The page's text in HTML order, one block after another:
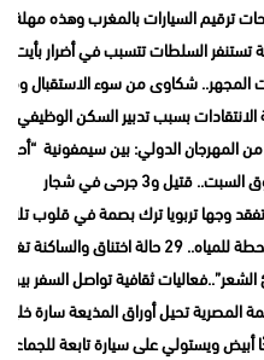
ترقيم السيارات بالمغرب وهذه مهلة
تستنفر السلطات تتسبب في أضرار
شكاوى من سوء الاستقبال
الانتقادات بسبب تدبير السكن
من المهرجان الدولي: بين سيمفونية
و3 جرحى في شجار
تفقد وجها تربويا ترك بصمة في قلوب
منازلها خوفاً من الغاز
ثقافية تواصل السفر بين
المصرية تحيل أوراق المذيعة سارة
ويستولي على سيارة تابعة للجماعة